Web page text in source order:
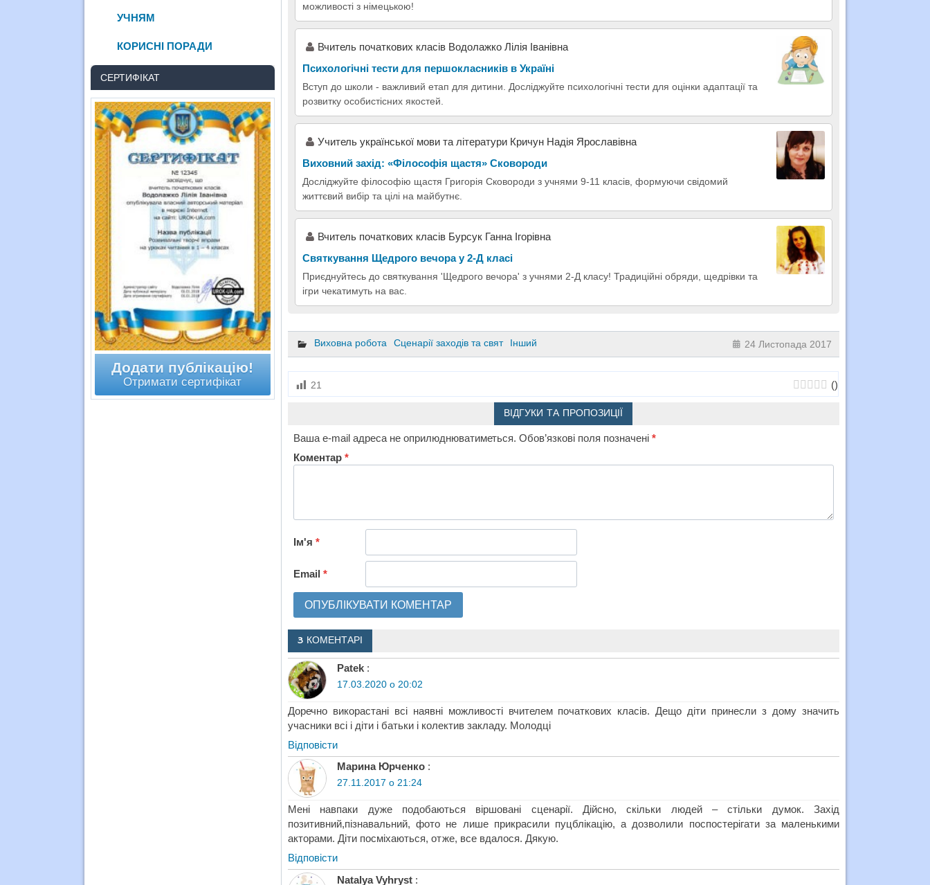
можливості з німецькою!
Вчитель початкових класів Водолажко Лілія Іванівна
Психологічні тести для першокласників в Україні
Вступ до школи - важливий етап для дитини. Досліджуйте психологічні тести для оцінки адаптації та
розвитку особистісних якостей.
Учитель української мови та літератури Кричун Надія Ярославівна
Виховний захід: «Філософія щастя» Сковороди
Досліджуйте філософію щастя Григорія Сковороди з учнями 9-11 класів, формуючи свідомий
життєвий вибір та цілі на майбутнє.
Вчитель початкових класів Бурсук Ганна Ігорівна
Святкування Щедрого вечора у 2-Д класі
Приєднуйтесь до святкування 'Щедрого вечора' з учнями 2-Д класу! Традиційні обряди, щедрівки та
ігри чекатимуть на вас.
Виховна робота Сценарії заходів та свят Інший 24 Листопада 2017
21 ()
ВІДГУКИ ТА ПРОПОЗИЦІЇ
Ваша e-mail адреса не оприлюднюватиметься. Обов’язкові поля позначені *
Коментар *
Ім'я *
Email *
3 КОМЕНТАРІ
Patek :
17.03.2020 о 20:02
Доречно викорастані всі наявні можливості вчителем початкових класів. Дещо діти принесли з дому значить
учасники всі і діти і батьки і колектив закладу. Молодці
Відповіcти
Марина Юрченко :
27.11.2017 о 21:24
Мені навпаки дуже подобаються віршовані сценарії. Дійсно, скільки людей – стільки думок. Захід
позитивний,пізнавальний, фото не лише прикрасили пуцблікацію, а дозволили поспостерігати за маленькими
акторами. Діти посміхаються, отже, все вдалося. Дякую.
Відповіcти
Natalya Vyhryst :
УЧНЯМ
КОРИСНІ ПОРАДИ
СЕРТИФІКАТ
Додати публікацію!
Отримати сертифікат